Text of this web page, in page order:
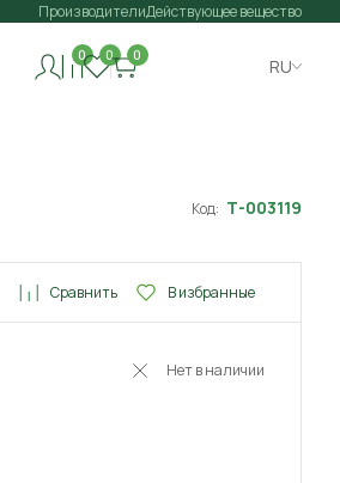
ПроизводителиДействующее вещество
0 0 0
RU
Код: Т-003119
Сравнить В избранные
Нет в наличии